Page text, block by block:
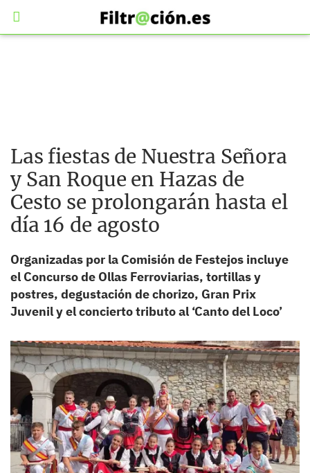
Las fiestas de Nuestra Señora
y San Roque en Hazas de
Cesto se prolongarán hasta el
día 16 de agosto
Organizadas por la Comisión de Festejos incluye
el Concurso de Ollas Ferroviarias, tortillas y
postres, degustación de chorizo, Gran Prix
Juvenil y el concierto tributo al ‘Canto del Loco’